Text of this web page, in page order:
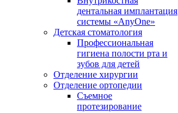
дентальная имплантация
системы «AnyOne»
Детская стоматология
Профессиональная
гигиена полости рта и
зубов для детей
Отделение хирургии
Отделение ортопедии
Съемное
протезирование